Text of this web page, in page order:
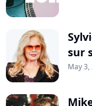
sur
May 3,